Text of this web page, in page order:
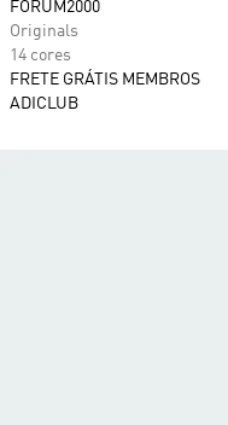
FORUM2000
Originals
14 cores
FRETE GRÁTIS MEMBROS
ADICLUB